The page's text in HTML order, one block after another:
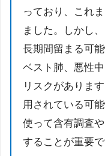
っており、これ
ました。しかし
長期間留まる可
ベスト肺、悪性
リスクがありま
用されている可
使って含有調査
することが重要で